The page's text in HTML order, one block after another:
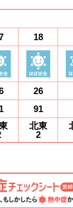
18
26
91
北東
2